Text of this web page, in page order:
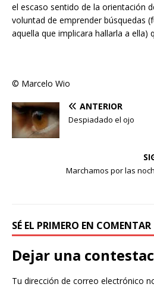
el escaso sentido de la orientación
voluntad de emprender búsquedas
aquella que implicara hallarla a ella)
© Marcelo Wio
ANTERIOR
Despiadado el ojo
Marchamos por las
SÉ EL PRIMERO EN COMENTAR
Dejar una
Tu dirección de correo electrónico